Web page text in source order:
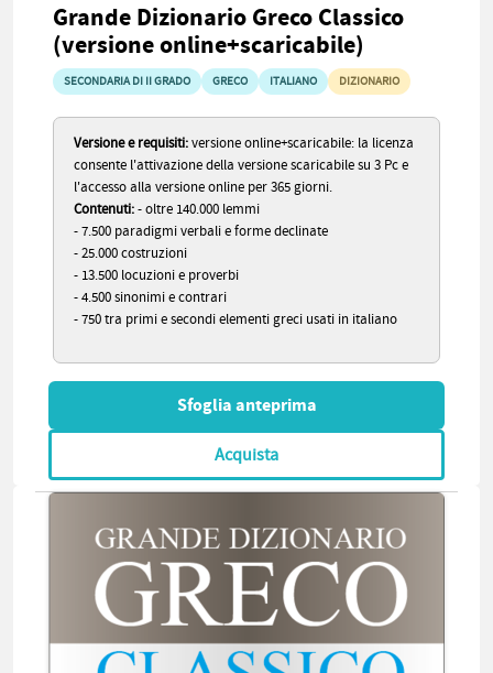
Grande Dizionario Greco Classico
(versione online+scaricabile)
SECONDARIA DI II GRADO GRECO ITALIANO DIZIONARIO
Versione e requisiti:versione online+scaricabile: la licenza
consente l'attivazione della versione scaricabile su 3 Pc e
l'accesso alla versione online per 365 giorni.
Contenuti:- oltre 140.000 lemmi
- 7.500 paradigmi verbali e forme declinate
- 25.000 costruzioni
- 13.500 locuzioni e proverbi
- 4.500 sinonimi e contrari
- 750 tra primi e secondi elementi greci usati in italiano
Sfoglia anteprima
Acquista